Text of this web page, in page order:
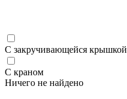
С закручивающейся крышкой
С краном
Ничего не найдено